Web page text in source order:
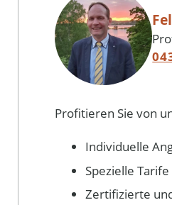
Profitieren Sie von
Individuelle
Spezielle
Zertifizierte